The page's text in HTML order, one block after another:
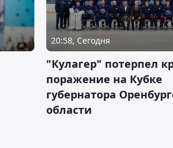
20:58, Сегодня
"Кулагер" потерпел
поражение на Кубке
губернатора
области